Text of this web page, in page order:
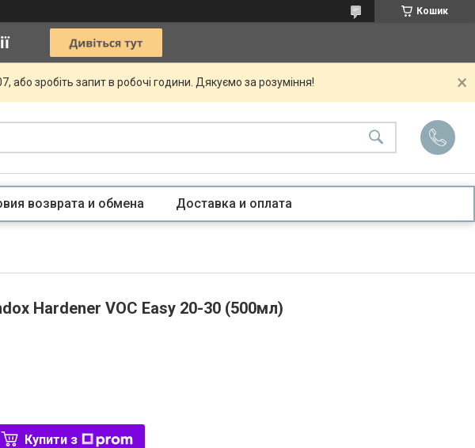
Кошик
або зробіть запит в робочі години. Дякуємо за розуміння!
возврата и обмена Доставка и оплата
Hardener VOC Easy 20-30 (500мл)
Купити з